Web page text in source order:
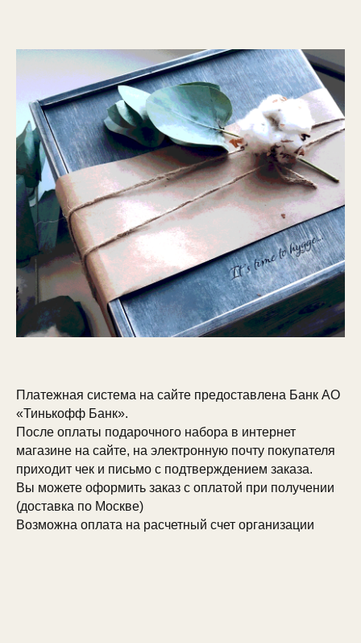
Платежная система на сайте предоставлена Банк АО
«Тинькофф Банк».
После оплаты подарочного набора в интернет
магазине на сайте, на электронную почту покупателя
приходит чек и письмо с подтверждением заказа.
Вы можете оформить заказ с оплатой при получении
(доставка по Москве)
Возможна оплата на расчетный счет организации